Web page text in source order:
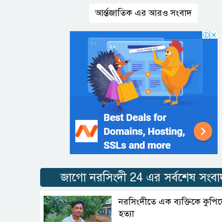
আর্ন্তজাতিক এর আরও সংবাদ
জাগো নরসিংদী 24 এর সর্বশেষ
নরসিংদীতে এক ব্যক্তিকে
হত্যা